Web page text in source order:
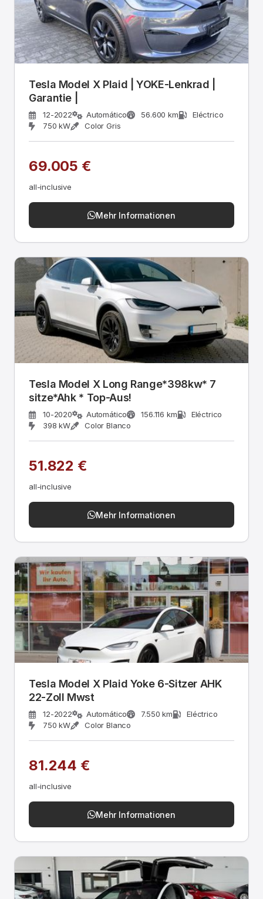
Tesla Model X Plaid | YOKE-Lenkrad |
Garantie |
12-2022 Automático 56.600 km
Eléctrico
750 kW
Color Gris
69.005 €
all-inclusive
Mehr Informationen
Tesla Model X Long Range*398kw* 7
sitze*Ahk * Top-Aus!
10-2020 Automático 156.116 km
Eléctrico
398 kW
Color Blanco
51.822 €
all-inclusive
Mehr Informationen
Tesla Model X Plaid Yoke 6-Sitzer AHK
22-Zoll Mwst
12-2022 Automático 7.550 km
Eléctrico
750 kW
Color Blanco
81.244 €
all-inclusive
Mehr Informationen